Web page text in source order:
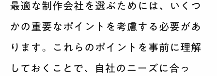
最適な制作会社を選ぶためには、いくつ
かの重要なポイントを考慮する必要があ
ります。これらのポイントを事前に理解
しておくことで、自社のニーズに合っ